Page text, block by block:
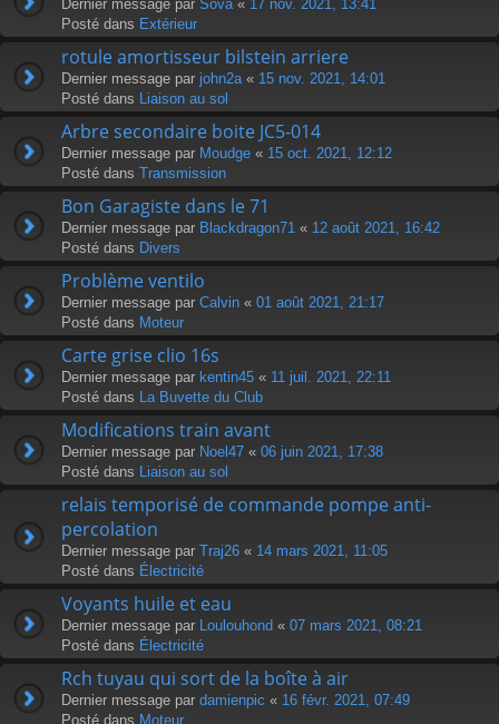
Dernier message par Sova « 17 nov. 2021, 13:41
Posté dans Extérieur
rotule amortisseur bilstein arriere
Dernier message par john2a « 15 nov. 2021, 14:01
Posté dans
Liaison au sol
Arbre secondaire boite JC5-014
Dernier message par Moudge « 15 oct. 2021, 12:12
Posté dans Transmission
Bon Garagiste dans le 71
Dernier message par Blackdragon71 « 12 août 2021, 16:42
Posté dans Divers
Problème ventilo
Dernier message par Calvin « 01 août 2021, 21:17
Posté dans Moteur
Carte grise clio 16s
Dernier message par kentin45 « 11 juil. 2021, 22:11
Posté dans
La Buvette du Club
Modifications train avant
Dernier message par Noel47 « 06 juin 2021, 17:38
Posté dans
Liaison au sol
relais temporisé de commande pompe anti-
percolation
Dernier message par Traj26 « 14 mars 2021, 11:05
Posté dans Électricité
Voyants huile et eau
Dernier message par Loulouhond « 07 mars 2021, 08:21
Posté dans Électricité
Rch tuyau qui sort de la boîte à air
Dernier message par damienpic « 16 févr. 2021, 07:49
Posté dans Moteur